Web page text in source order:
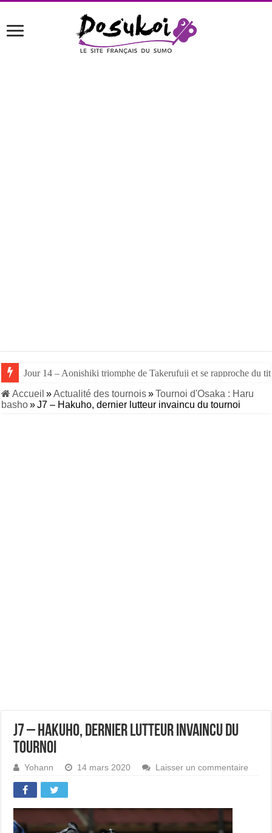
Jour 15 – Le rikishi ukrainien Aonishiki remporte le titre de
Jour 14 – Aonishiki triomphe de Takerufuji et se rapproche du
Accueil »Actualité des tournois»Tournoi d'Osaka : Haru
basho»J7 – Hakuho, dernier lutteur invaincu du tournoi
J7 – Hakuho, dernier lutteur invaincu du
tournoi
Yohann 14 mars 2020 Laisser un commentaire